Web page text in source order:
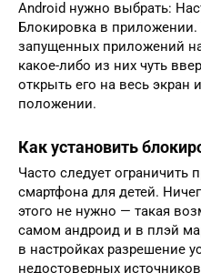
Android нужно выбрать:
Блокировка в приложении.
запущенных приложений
какое-либо из них чуть
открыть его на весь экран
положении.
Как установить
Часто следует
смартфона для детей.
этого не нужно — такая
самом андроид и в плэй
в настройках разрешение
недостоверных